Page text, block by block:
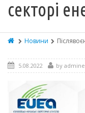
секторі
Новини
5.08.2022 by